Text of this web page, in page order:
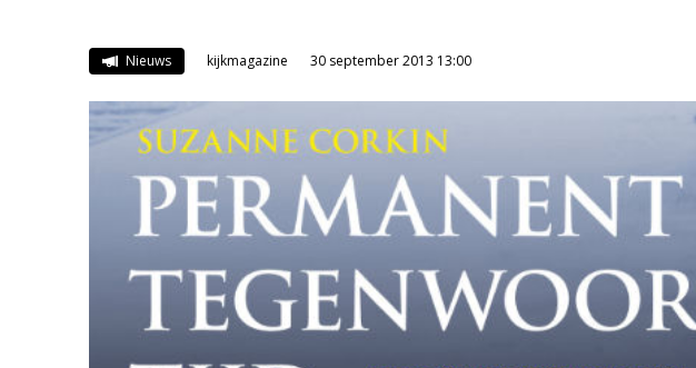
Nieuws kijkmagazine 30 september 2013 13:00